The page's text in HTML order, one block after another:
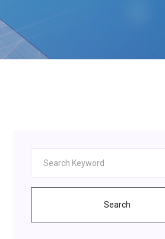
Search